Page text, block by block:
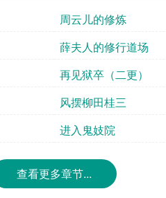
周云儿的修炼
薛夫人的修行道场
再见狱卒（二更）
风摆柳田桂三
进入鬼妓院
查看更多章节...